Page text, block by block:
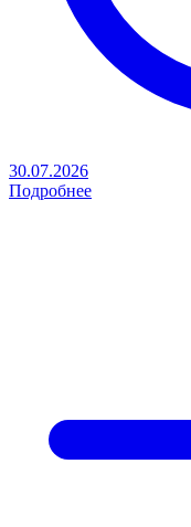
30.07.2026
Подробнее